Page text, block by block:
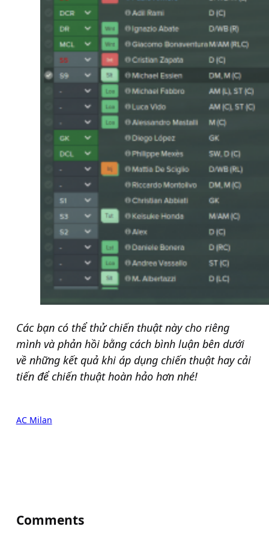
Các bạn có thể thử chiến thuật này cho riêng
mình và phản hồi bằng cách bình luận bên dưới
về những kết quả khi áp dụng chiến thuật hay cải
tiến để chiến thuật hoàn hảo hơn nhé!
AC Milan
Comments